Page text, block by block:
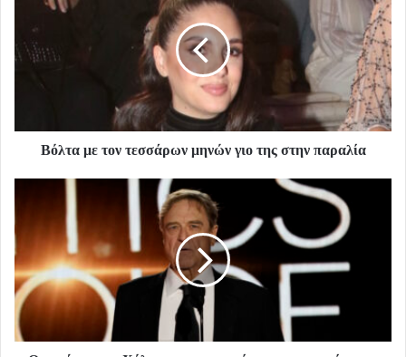
Βόλτα με τον τεσσάρων μηνών γιο της στην παραλία